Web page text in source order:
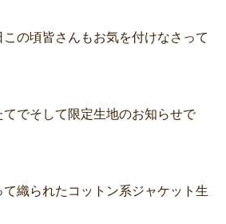
の頃皆さんもお気を付けなさって
でそして限定生地のお知らせで
織られたコットン系ジャケット生